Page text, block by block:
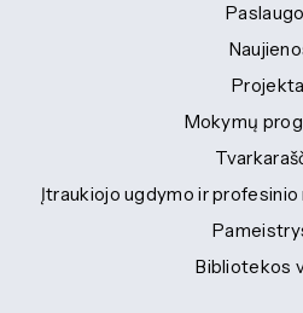
Mokymų
Įtraukiojo ugdymo ir
Bibliotekos